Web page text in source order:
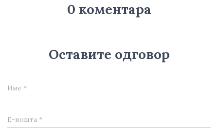
0 коментара
Оставите одговор
Име *
Е-пошта *